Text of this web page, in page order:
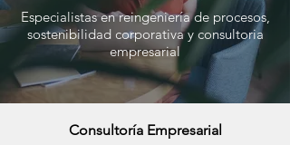
Especialistas en reingeniería de procesos,
sostenibilidad corporativa y consultoria
empresarial
Consultoría Empresarial